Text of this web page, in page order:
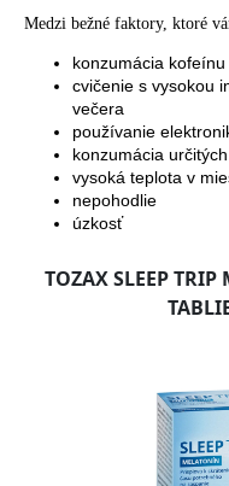
Medzi bežné faktory, ktoré
konzumácia
cvičenie s vysokou
večera
používanie
konzumácia
vysoká teplota v
nepohodlie
úzkosť